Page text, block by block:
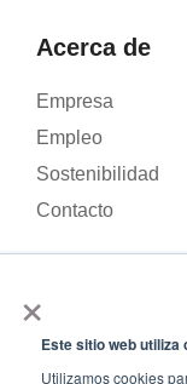
×
Este sitio web utiliza
Utilizamos cookies
Utilizamos cookies
web y mejorar tu
Acerca de
Empresa
Empleo
Sostenibilidad
Contacto